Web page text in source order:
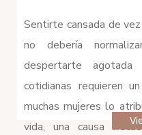
Sentirte cansada de
no debería
despertarte
cotidianas requieren
muchas mujeres lo
vida, una causa